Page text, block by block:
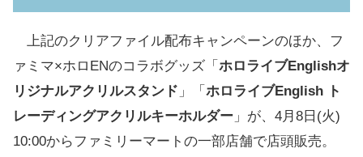
上記のクリアファイル配布キャンペーンのほか、フ
ァミマ×ホロENのコラボグッズ「 ホロライブEnglishオ
リジナルアクリルスタンド 」「 ホロライブEnglish ト
レーディングアクリルキーホルダー 」が、4月8日(火)
10:00からファミリーマートの一部店舗で店頭販売。